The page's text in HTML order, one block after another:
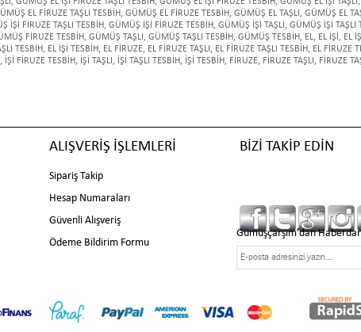
EL FİRUZE TAŞLI TESBİH, GÜMÜŞ EL FİRUZE TESBİH, GÜMÜŞ EL TAŞLI , GÜMÜŞ EL
İŞİ FİRUZE TAŞLI TESBİH, GÜMÜŞ İŞİ FİRUZE TESBİH, GÜMÜŞ İŞİ TAŞLI , GÜMÜŞ İŞİ TAŞLI
FİRUZE TESBİH, GÜMÜŞ TAŞLI , GÜMÜŞ TAŞLI TESBİH, GÜMÜŞ TESBİH, EL, EL İŞİ , EL
TESBİH, EL İŞİ TESBİH, EL FİRUZE, EL FİRUZE TAŞLI , EL FİRUZE TAŞLI TESBİH, EL FİRUZE
, İŞİ FİRUZE TESBİH, İŞİ TAŞLI , İŞİ TAŞLI TESBİH, İŞİ TESBİH, FİRUZE, FİRUZE TAŞLI , FİRUZE
Gümüşçarşım'dan
ALIŞVERİŞ İŞLEMLERİ
Sipariş Takip
Hesap Numaraları
Güvenli Alışveriş
Ödeme Bildirim Formu
BİZİ TAKİP EDİN